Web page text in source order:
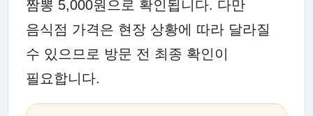
짬뽕 5,000원으로 확인됩니다. 다만
음식점 가격은 현장 상황에 따라 달라질
수 있으므로 방문 전 최종 확인이
필요합니다.